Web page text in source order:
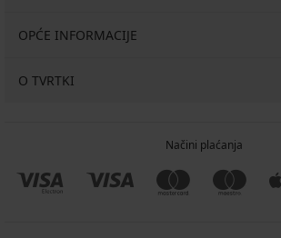
OPĆE INFORMACIJE
O TVRTKI
Načini plaćanja